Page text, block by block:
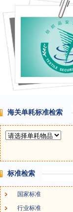
海关单耗标准检索
标准检索
国家标准
行业标准